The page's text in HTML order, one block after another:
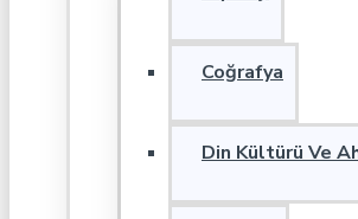
Coğrafya
Din Kültürü Ve